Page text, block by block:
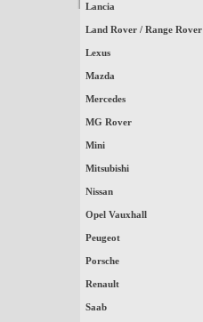
Lancia
Land Rover / Range Rover
Lexus
Mazda
Mercedes
MG Rover
Mini
Mitsubishi
Nissan
Opel Vauxhall
Peugeot
Porsche
Renault
Saab